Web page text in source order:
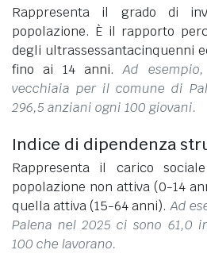
Rappresenta il grado di
popolazione. È il rapporto
degli ultrassessantacinquenni
fino ai 14 anni.Ad
vecchiaia per il comune di
296,5 anziani ogni 100 giovani.
Indice di dipendenza
Rappresenta il carico
popolazione non attiva (0-14
quella attiva (15-64 anni).Ad
Palena nel 2025 ci sono 61,0
100 che lavorano.